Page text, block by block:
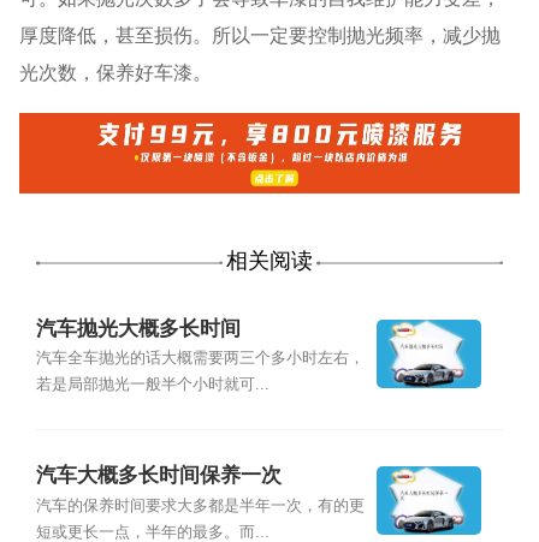
厚度降低，甚至损伤。所以一定要控制抛光频率，减少抛
光次数，保养好车漆。
相关阅读
汽车抛光大概多长时间
汽车全车抛光的话大概需要两三个多小时左右，
若是局部抛光一般半个小时就可...
汽车大概多长时间保养一次
汽车的保养时间要求大多都是半年一次，有的更
短或更长一点，半年的最多。而...